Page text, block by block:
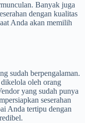
Banyak juga
dengan kualitas
Anda akan memilih
sudah berpengalaman.
oleh orang
yang sudah punya
seserahan
Anda tertipu dengan